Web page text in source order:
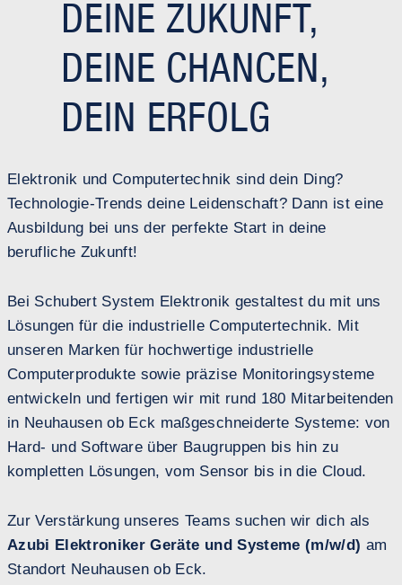
DEINE ZUKUNFT,
DEINE CHANCEN,
DEIN ERFOLG
Elektronik und Computertechnik sind dein Ding?
Technologie-Trends deine Leidenschaft? Dann ist eine
Ausbildung bei uns der perfekte Start in deine
berufliche Zukunft!
Bei Schubert System Elektronik gestaltest du mit uns
Lösungen für die industrielle Computertechnik. Mit
unseren Marken für hochwertige industrielle
Computerprodukte sowie präzise Monitoringsysteme
entwickeln und fertigen wir mit rund 180 Mitarbeitenden
in Neuhausen ob Eck maßgeschneiderte Systeme: von
Hard- und Software über Baugruppen bis hin zu
kompletten Lösungen, vom Sensor bis in die Cloud.
Zur Verstärkung unseres Teams suchen wir dich als
Azubi Elektroniker Geräte und Systeme (m/w/d) am
Standort Neuhausen ob Eck.